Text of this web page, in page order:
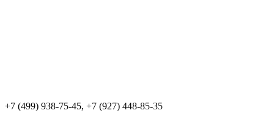
+7 (499) 938-75-45, +7 (927) 448-85-35